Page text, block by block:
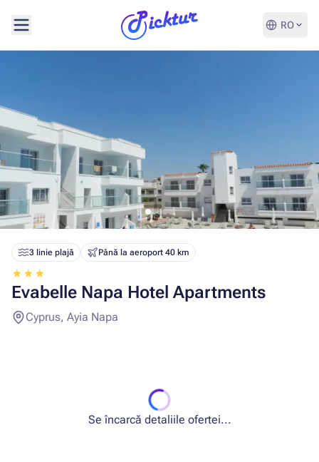
RO
3 linie plajă Până la aeroport 40 km
Evabelle Napa Hotel Apartments
Cyprus, Ayia Napa
Se încarcă detaliile ofertei...